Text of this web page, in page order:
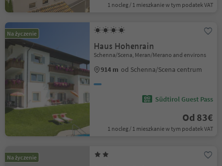
1 nocleg / 1 mieszkanie w tym podatek VAT
Na życzenie
Haus Hohenrain
Schenna/Scena, Meran/Merano and environs
914 m od Schenna/Scena centrum
Südtirol Guest Pass
Od 83€
1 nocleg / 1 mieszkanie w tym podatek VAT
Na życzenie